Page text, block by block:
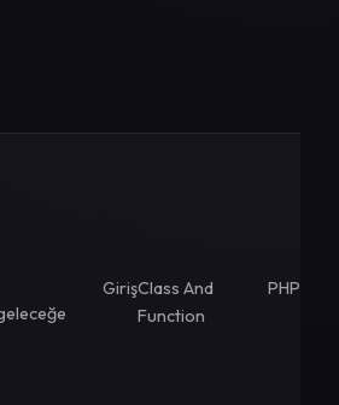
GirişClass And
Function
PHP